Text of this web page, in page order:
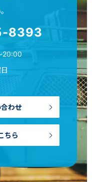
8393
20:00
わせ
ちら